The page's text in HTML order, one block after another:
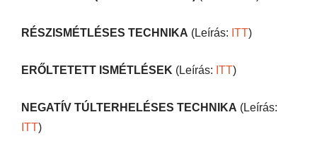
RÉSZISMÉTLÉSES TECHNIKA (Leírás: ITT)
ERŐLTETETT ISMÉTLÉSEK (Leírás: ITT)
NEGATÍV TÚLTERHELÉSES TECHNIKA (Leírás:
ITT)